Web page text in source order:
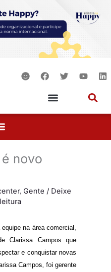
S
m
F
a
e
b
o
T
w
e
Y
o
b
L
i
d
novo
, Gente / Deixe
na área comercial,
Clarissa Campos que
e conquistar novas
Campos, foi gerente